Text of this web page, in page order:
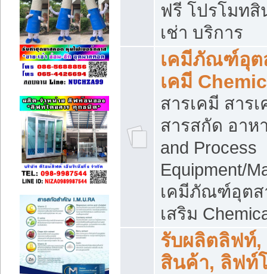
ฟรี โปรโมท
เช่า บริการ
เคมีภัณฑ์อุต
เคมี
สารเคมี สาร
สารสกัด อาห
and Process
Equipment/
เคมีภัณฑ์อุตส
เสริม
รับผลิตลิฟท์
สินค้า, ลิฟท์